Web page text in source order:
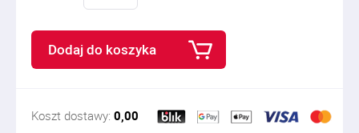
Dodaj do koszyka
Koszt dostawy: 0,00